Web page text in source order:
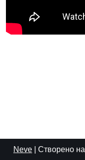
Neve | Створено на